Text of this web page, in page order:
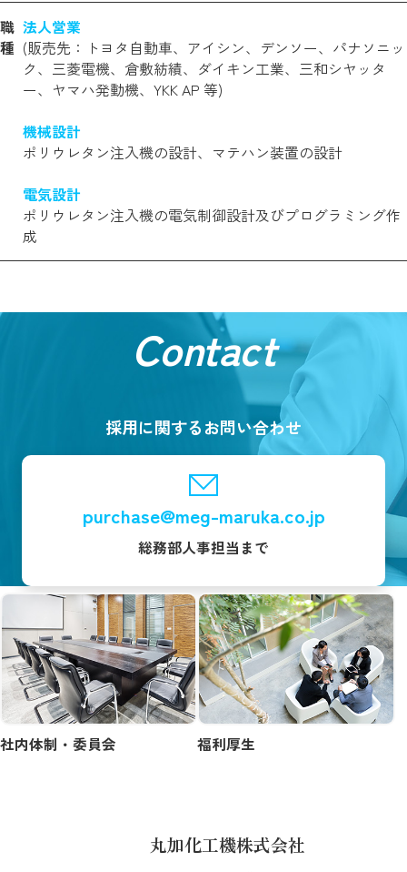
職
種
法人営業
(販売先：トヨタ自動車、アイシン、デンソー、パナソニッ
ク、三菱電機、倉敷紡績、ダイキン工業、三和シヤッタ
ー、ヤマハ発動機、YKK AP 等)
機械設計
ポリウレタン注入機の設計、マテハン装置の設計
電気設計
ポリウレタン注入機の電気制御設計及びプログラミング作
成
Contact
採用に関するお問い合わせ
purchase@meg-maruka.co.jp
総務部人事担当まで
社内体制・委員会 福利厚生
丸加化工機株式会社